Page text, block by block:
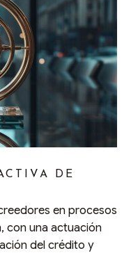
DE
en procesos
con una actuación
del crédito y